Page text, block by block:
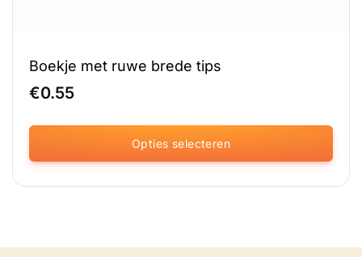
Boekje met ruwe brede tips
€0.55
Opties selecteren
Dit
product